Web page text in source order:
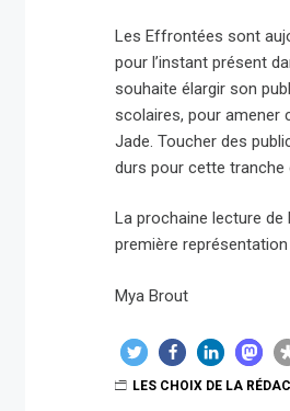
Les Effrontées sont
pour l’instant présent
souhaite élargir son
scolaires, pour amener
Jade. Toucher des
durs pour cette tranche
La prochaine lecture
première
Mya Brout
LES CHOIX DE LA